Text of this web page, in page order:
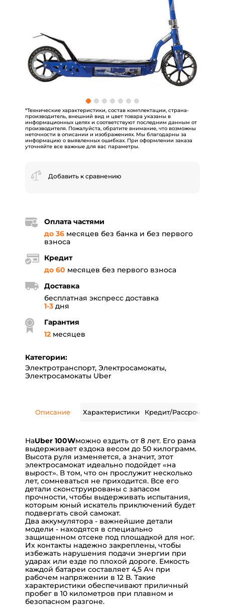
*Технические характеристики, состав комплектации, страна-
производитель, внешний вид и цвет товара указаны в
информационных целях и соответствуют последним данным от
производителя. Пожалуйста, обратите внимание, что возможны
неточности в описании и изображениях. Мы благодарны за
информацию о выявленных ошибках. При оформлении заказа
уточняйте все важные для вас параметры.
Добавить к сравнению
Оплата частями
до 36 месяцев без банка и без первого
взноса
Кредит
до 60 месяцев без первого взноса
Доставка
бесплатная экспресс доставка
1-3 дня
Гарантия
12 месяцев
Категории:
Электротранспорт, Электросамокаты,
Электросамокаты Uber
Описание Характеристики Кредит/Рассрочка
НаUber 100Wможно ездить от 8 лет. Его рама
выдерживает ездока весом до 50 килограмм.
Высота руля изменяется, а значит, этот
электросамокат идеально подойдет «на
вырост». В том, что он прослужит несколько
лет, сомневаться не приходится. Все его
детали сконструированы с запасом
прочности, чтобы выдерживать испытания,
которым юный искатель приключений будет
подвергать свой самокат.
Два аккумулятора - важнейшие детали
модели - находятся в специально
защищенном отсеке под площадкой для ног.
Их контакты надежно закреплены, чтобы
избежать нарушения подачи энергии при
ударах или езде по плохой дороге. Емкость
каждой батареи составляет 4,5 Ач при
рабочем напряжении в 12 В. Такие
характеристики обеспечивают приличный
пробег в 10 километров при плавном и
безопасном разгоне.